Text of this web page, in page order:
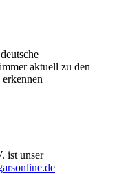
aktuell zu den
ist unser